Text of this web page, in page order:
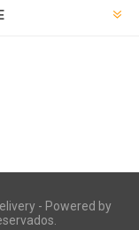
- Powered by